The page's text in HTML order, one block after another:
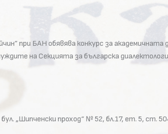
при БАН обявява конкурс за академичната
на Секцията за българска
„Шипченски проход“ № 52, бл.17, ет. 5, ст.